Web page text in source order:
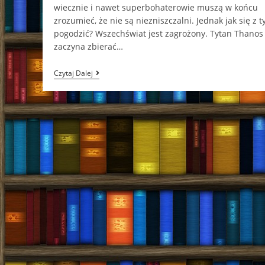
wiecznie i nawet superbohaterowie muszą w końcu
zrozumieć, że nie są niezniszczalni. Jednak jak się z
pogodzić? Wszechświat jest zagrożony. Tytan Thanos
zaczyna zbierać…
Czytaj DalejAvengers:
Wojna
Bez
Granic